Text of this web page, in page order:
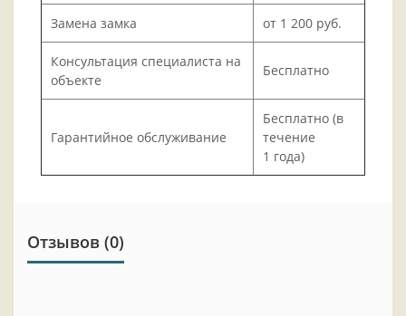
Замена замка от 1 200 руб.
Консультация специалиста на
объекте
Бесплатно
Гарантийное обслуживание
Бесплатно (в
течение
1 года)
Отзывов (0)